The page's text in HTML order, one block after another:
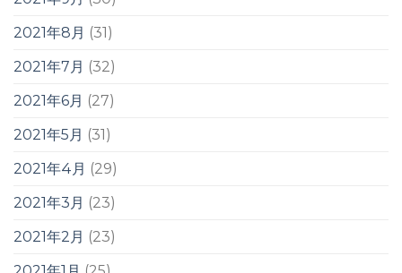
2021年8月 (31)
2021年7月 (32)
2021年6月 (27)
2021年5月 (31)
2021年4月 (29)
2021年3月 (23)
2021年2月 (23)